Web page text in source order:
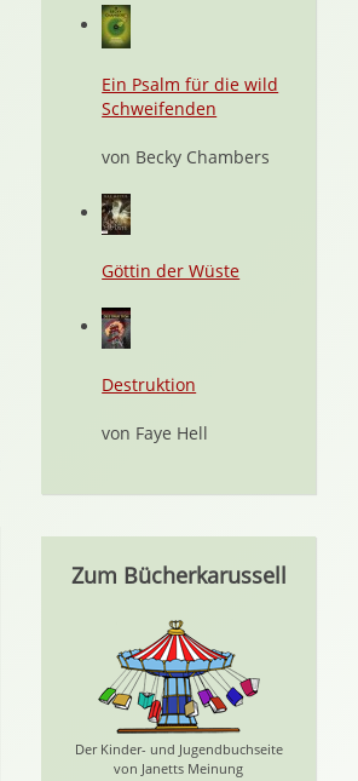
Ein Psalm für die wild
Schweifenden
von Becky Chambers
Göttin der Wüste
Destruktion
von Faye Hell
Zum Bücherkarussell
Der Kinder- und Jugendbuchseite
von Janetts Meinung